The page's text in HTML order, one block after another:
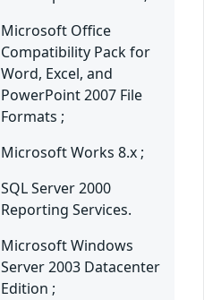
Microsoft Office
Compatibility Pack for
Word, Excel, and
PowerPoint 2007 File
Formats ;
Microsoft Works 8.x ;
SQL Server 2000
Reporting Services.
Microsoft Windows
Server 2003 Datacenter
Edition ;